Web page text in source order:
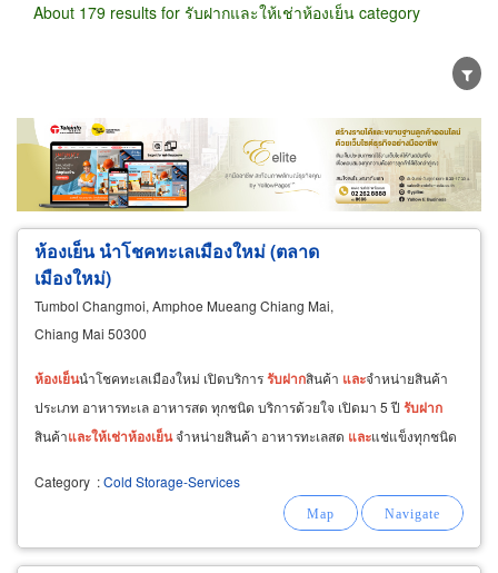
About 179 results for รับฝากและให้เช่าห้องเย็น category
Wholesale Retail Manufacturer
Dealer
Exporter/Importer
Service Business
ห้องเย็น นำโชคทะเลเมืองใหม่ (ตลาด
เมืองใหม่)
Tumbol Changmoi, Amphoe Mueang Chiang Mai,
Chiang Mai 50300
ห้องเย็นนำโชคทะเลเมืองใหม่ เปิดบริการรับฝากสินค้า และจำหน่ายสินค้า
ประเภท อาหารทะเล อาหารสด ทุกชนิด บริการด้วยใจ เปิดมา 5 ปี รับฝาก
สินค้าและให้เช่าห้องเย็นจำหน่ายสินค้า อาหารทะเลสด และแช่แข็งทุกชนิด
Category :Cold Storage-Services